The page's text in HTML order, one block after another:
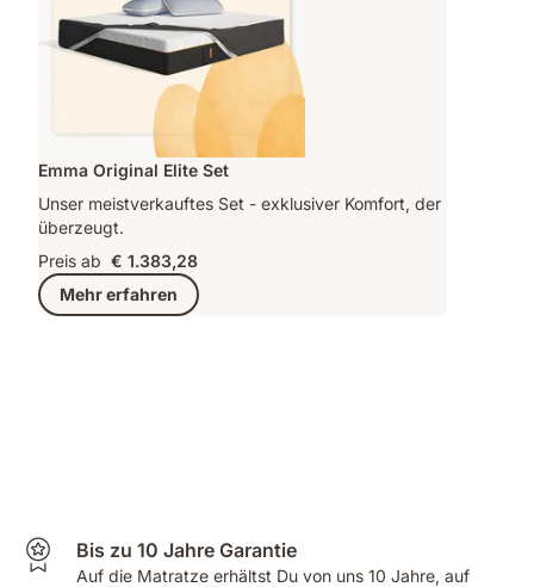
Emma Original Elite Set
Unser meistverkauftes Set - exklusiver Komfort, der
überzeugt.
Preis ab € 1.383,28
Mehr erfahren
Bis zu 10 Jahre Garantie
Auf die Matratze erhältst Du von uns 10 Jahre, auf